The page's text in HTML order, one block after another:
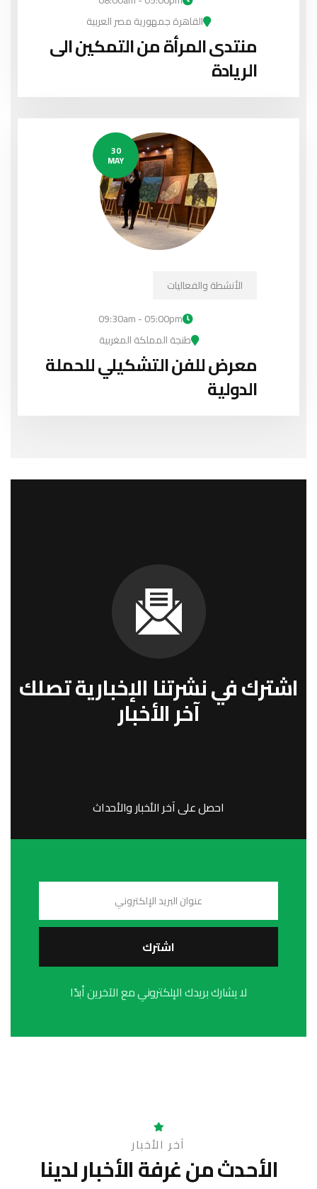
القاهرة جمهورية مصر العربية
منتدى المرأة من التمكين الى
الريادة
30
MAY
الأنشطة والفعاليات
09:30am - 05:00pm
طنجة المملكة المغربية
معرض للفن التشكيلي للحملة
الدولية
اشترك في نشرتنا الإخبارية تصلك
آخر الأخبار
احصل على آخر الأخبار والأحداث
اشترك
لا يشارك بريدك الإلكتروني مع الآخرين أبدًا
آخر الأخبار
الأحدث من غرفةالأخبار لدينا